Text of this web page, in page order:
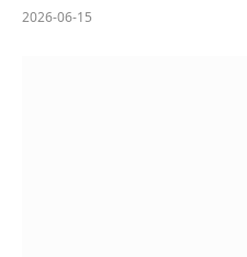
2026-06-15